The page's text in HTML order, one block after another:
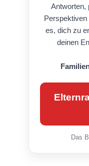
Antworten,
es, dich zu
deinen
Das